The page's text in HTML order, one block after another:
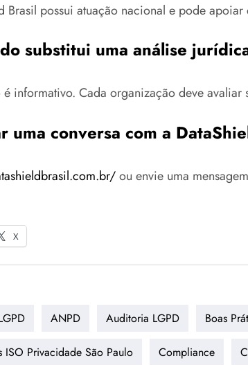
Brasil possui atuação nacional e pode
substitui uma análise
informativo. Cada organização deve
uma conversa com a
ou envie uma
X
ANPD Auditoria LGPD Boas
ISO Privacidade São Paulo Compliance